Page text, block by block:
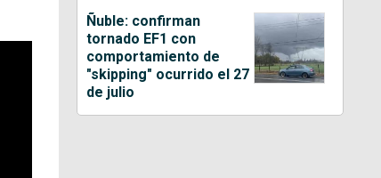
Ñuble: confirman
tornado EF1 con
comportamiento de
"skipping" ocurrido el 27
de julio